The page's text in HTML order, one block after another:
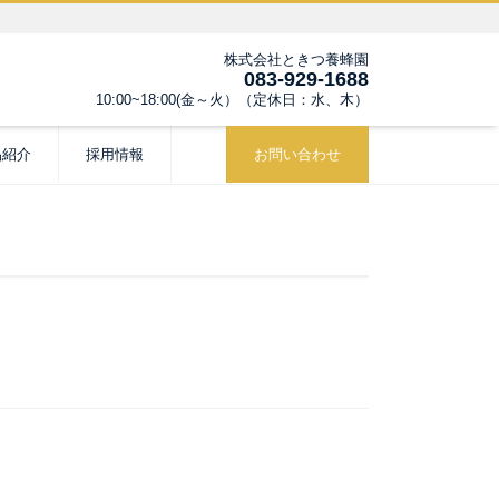
株式会社ときつ養蜂園
083-929-1688
10:00~18:00(金～火）（定休日：水、木）
介 採用情報 お問い合わせ